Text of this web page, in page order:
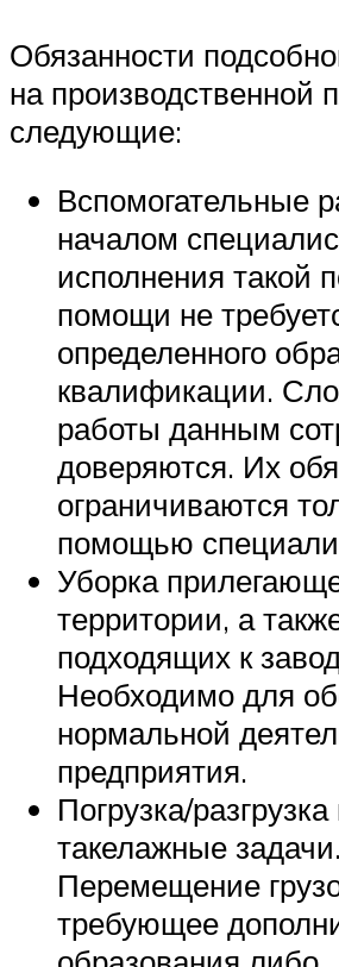
Обязанности
на производственной
следующие:
Вспомогательные
началом
исполнения такой
помощи не
определенного
квалификации.
работы данным
доверяются. Их
ограничиваются
помощью
Уборка
территории, а
подходящих к
Необходимо для
нормальной
предприятия.
Погрузка/
такелажные задачи.
Перемещение
требующее